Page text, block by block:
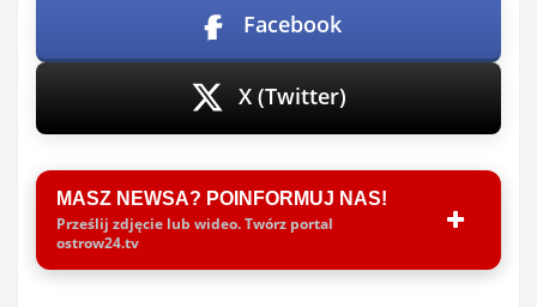
Facebook
X (Twitter)
MASZ NEWSA? POINFORMUJ NAS!
Prześlij zdjęcie lub wideo. Twórz portal
ostrow24.tv